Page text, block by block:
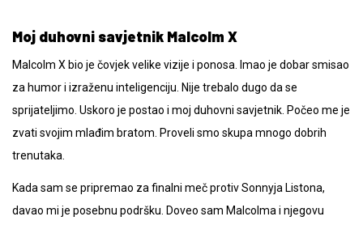
Moj duhovni savjetnik Malcolm X
Malcolm X bio je čovjek velike vizije i ponosa. Imao je dobar smisao
za humor i izraženu inteligenciju. Nije trebalo dugo da se
sprijateljimo. Uskoro je postao i moj duhovni savjetnik. Počeo me je
zvati svojim mlađim bratom. Proveli smo skupa mnogo dobrih
trenutaka.
Kada sam se pripremao za finalni meč protiv Sonnyja Listona,
davao mi je posebnu podršku. Doveo sam Malcolma i njegovu